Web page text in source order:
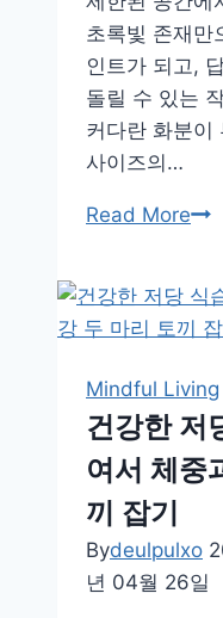
초록빛 존재만
인트가 되고,
돌릴 수 있는
커다란 화분이
사이즈의…
Read More집
위
기
바
꾸
는
테
이
Mindful Living
건강한 저
여서 체중
끼 잡기
Bydeulpulxo
년 04월 26일